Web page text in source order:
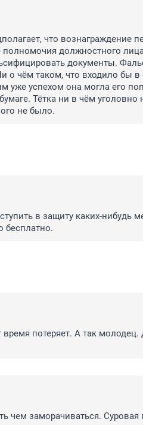
что вознаграждение
полномочия должностного
документы.
о чём таком, что входило бы в
уже успехом она могла его
Тётка ни в чём
не было.
в защиту каких-нибудь
бесплатно.
потеряет. А так молодец.
чем заморачиваться. Суровая